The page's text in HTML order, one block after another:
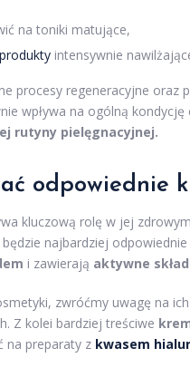
na toniki matujące,
produkty intensywnie
procesy regeneracyjne oraz
wpływa na ogólną
rutyny pielęgnacyjnej.
odpowiednie
kluczową rolę w jej
najbardziej
i zawierają aktywne
zwróćmy uwagę na
Z kolei bardziej treściwe
na preparaty z kwasem